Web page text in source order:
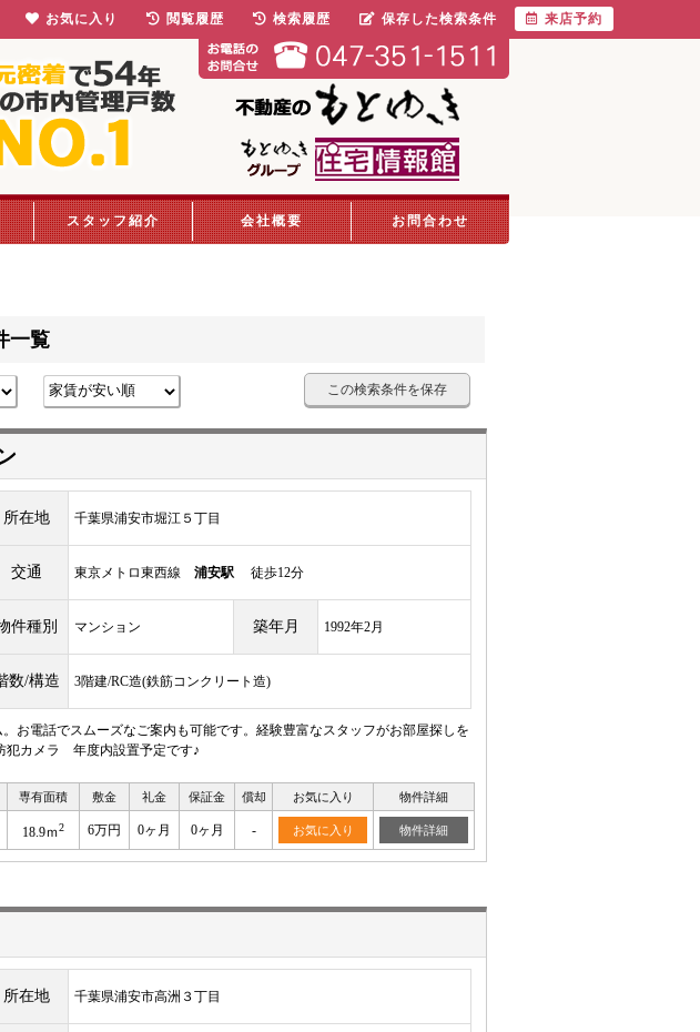
スタッフ紹介 会社概要 お問合わせ
一覧
この検索条件を保存
所在地 千葉県浦安市堀江５丁目
交通 東京メトロ東西線 浦安駅 徒歩12分
件種別 マンション 築年月 1992年2月
数/構造 3階建/RC造(鉄筋コンクリート造)
お電話でスムーズなご案内も可能です。経験豊富なスタッフがお部屋探しを
犯カメラ 年度内設置予定です♪
専有面積 敷金 礼金 保証金 償却 お気に入り 物件詳細
18.9ｍ2 6万円 0ヶ月 0ヶ月 - お気に入り 物件詳細
所在地 千葉県浦安市高洲３丁目
お気に入り 閲覧履歴 検索履歴 保存した検索条件 来店予約